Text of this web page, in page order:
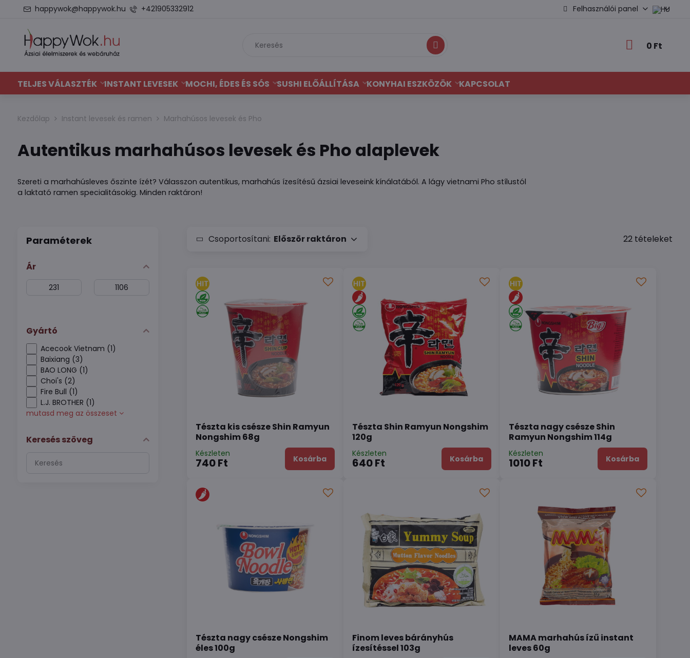
happywok@happywok.hu +421905332912 Felhasználói panel
Keresés 0 Ft
TELJES VÁLASZTÉK INSTANT LEVESEK MOCHI, ÉDES ÉS SÓS SUSHI ELŐÁLLÍTÁSA KONYHAI ESZKÖZÖK KAPCSOLAT
Kezdőlap Instant levesek és ramen Marhahúsos levesek és Pho
Autentikus marhahúsos levesek és Pho alaplevek
Szereti a marhahúsleves őszinte ízét? Válasszon autentikus, marhahús ízesítésű ázsiai leveseink kínálatából. A lágy vietnami Pho stílustól
a laktató ramen specialitásokig. Minden raktáron!
Csoportosítani: Először raktáron 22 tételeket
Tészta kis csésze Shin Ramyun
Nongshim 68g
Készleten
740 Ft Kosárba
Tészta Shin Ramyun Nongshim
120g
Készleten
640 Ft Kosárba
Tészta nagy csésze Shin
Ramyun Nongshim 114g
Készleten
1010 Ft Kosárba
Tészta nagy csésze Nongshim
éles 100g
Finom leves bárányhús
ízesítéssel 103g
MAMA marhahús ízű instant
leves 60g
Paraméterek
Ár
Gyártó
Acecook Vietnam (1)
Baixiang (3)
BAO LONG (1)
Choi's (2)
Fire Bull (1)
L.J. BROTHER (1)
mutasd meg az összeset
Keresés szöveg
Keresés